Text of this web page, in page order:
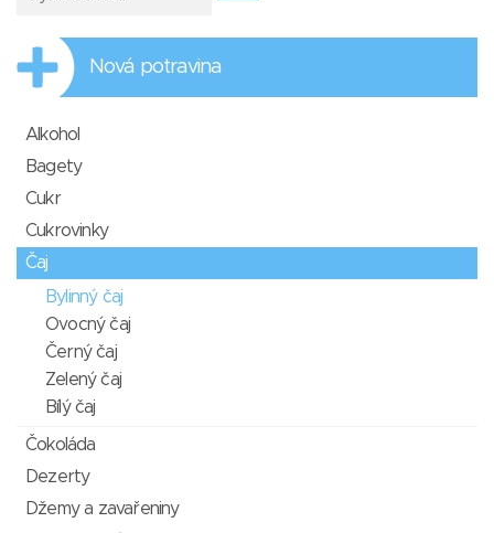
Nová potravina
Alkohol
Bagety
Cukr
Cukrovinky
Čaj
Bylinný čaj
Ovocný čaj
Černý čaj
Zelený čaj
Bílý čaj
Čokoláda
Dezerty
Džemy a zavařeniny